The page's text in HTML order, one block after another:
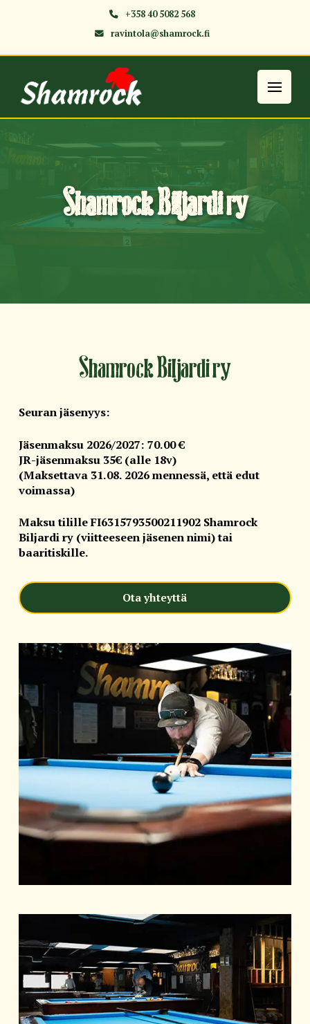
+358 40 5082 568
ravintola@shamrock.fi
Shamrock Biljardi ry
Shamrock Biljardi ry
Seuran jäsenyys:
Jäsenmaksu 2026/2027: 70.00 €
JR-jäsenmaksu 35€ (alle 18v)
(Maksettava 31.08. 2026 mennessä, että edut
voimassa)
Maksu tilille FI6315793500211902 Shamrock
Biljardi ry (viitteeseen jäsenen nimi) tai
baaritiskille.
Ota yhteyttä